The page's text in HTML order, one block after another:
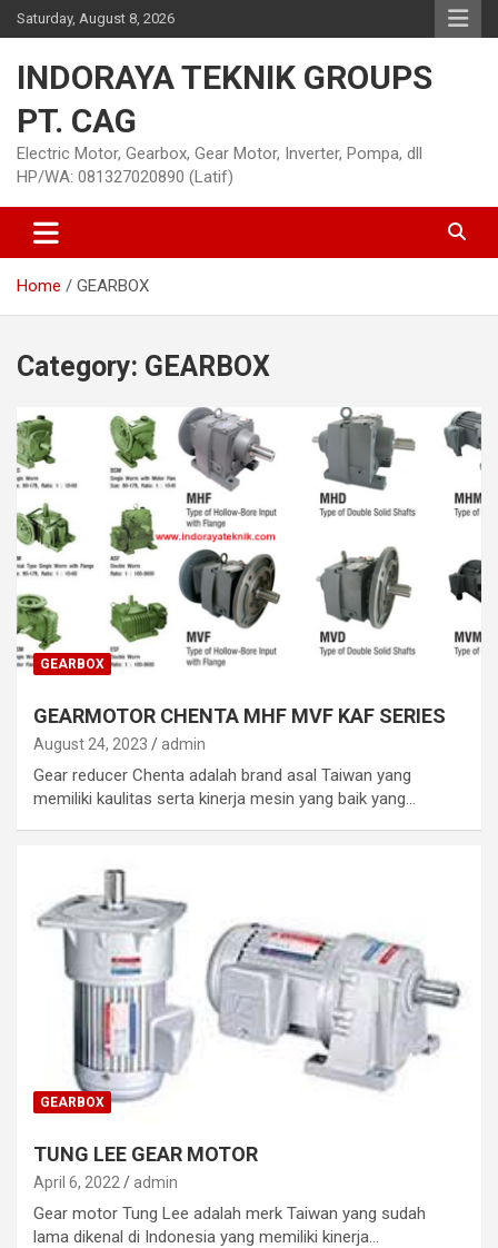
Skip
to
Saturday, August 8, 2026
INDORAYA TEKNIK GROUPS
PT. CAG
Electric Motor, Gearbox, Gear Motor, Inverter, Pompa, dll
HP/WA: 081327020890 (Latif)
Home GEARBOX
Category: GEARBOX
GEARBOX
GEARMOTOR CHENTA MHF MVF KAF SERIES
August 24, 2023 admin
Gear reducer Chenta adalah brand asal Taiwan yang
memiliki kaulitas serta kinerja mesin yang baik yang…
GEARBOX
TUNG LEE GEAR MOTOR
April 6, 2022 admin
Gear motor Tung Lee adalah merk Taiwan yang sudah
lama dikenal di Indonesia yang memiliki kinerja…